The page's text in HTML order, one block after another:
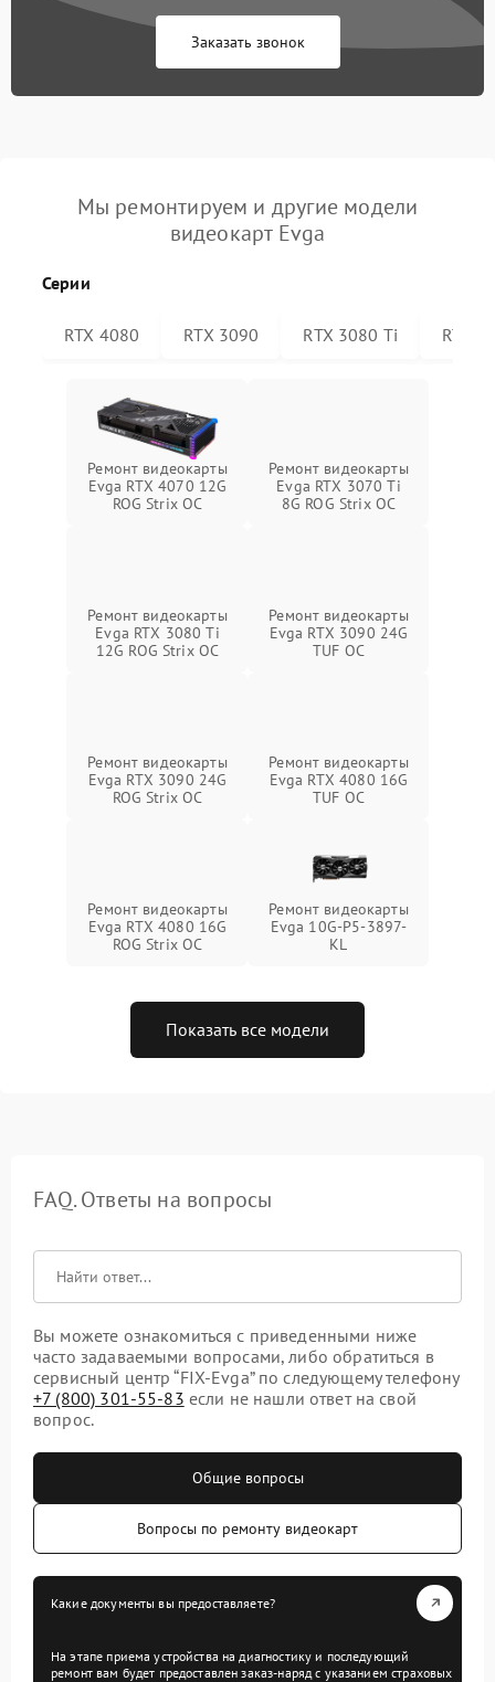
Заказать звонок
Мы ремонтируем и другие модели
видеокарт Evga
Серии
RTX 4080 RTX 3090 RTX 3080 Ti RTX
Ремонт видеокарты
Evga RTX 4070 12G
ROG Strix OC
Ремонт видеокарты
Evga RTX 3070 Ti
8G ROG Strix OC
Ремонт видеокарты
Evga RTX 3080 Ti
12G ROG Strix OC
Ремонт видеокарты
Evga RTX 3090 24G
TUF OC
Ремонт видеокарты
Evga RTX 3090 24G
ROG Strix OC
Ремонт видеокарты
Evga RTX 4080 16G
TUF OC
Ремонт видеокарты
Evga RTX 4080 16G
ROG Strix OC
Ремонт видеокарты
Evga 10G-P5-3897-
KL
Показать все модели
FAQ. Ответы на вопросы
Вы можете ознакомиться с приведенными ниже
часто задаваемыми вопросами, либо обратиться в
сервисный центр “FIX-Evga” по следующему телефону
+7 (800) 301-55-83 если не нашли ответ на свой
вопрос.
Общие вопросы
Вопросы по ремонту видеокарт
Какие документы вы предоставляете?
На этапе приема устройства на диагностику и последующий
ремонт вам будет предоставлен заказ-наряд с указанием страховых